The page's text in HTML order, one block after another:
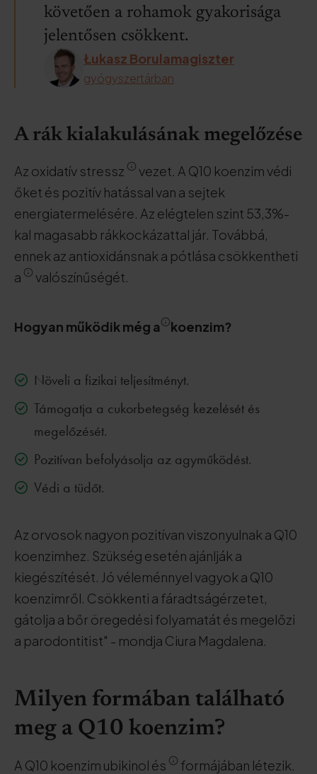
követően a rohamok gyakorisága
jelentősen csökkent.
Łukasz Borulamagiszter
gyógyszertárban
A rák kialakulásának megelőzése
Az oxidatív stressz
vezet. A Q10 koenzim védi
őket és pozitív hatással van a sejtek
energiatermelésére. Az elégtelen szint 53,3%-
kal magasabb rákkockázattal jár. Továbbá,
ennek az antioxidánsnak a pótlása csökkentheti
a
valószínűségét.
Hogyan működik még a koenzim?
Növeli a fizikai teljesítményt.
Támogatja a cukorbetegség kezelését és
megelőzését.
Pozitívan befolyásolja az agyműködést.
Védi a tüdőt.
Az orvosok nagyon pozitívan viszonyulnak a Q10
koenzimhez. Szükség esetén ajánlják a
kiegészítését. Jó véleménnyel vagyok a Q10
koenzimről. Csökkenti a fáradtságérzetet,
gátolja a bőr öregedési folyamatát és megelőzi
a parodontitist" - mondja Ciura Magdalena.
Milyen formában található
meg a Q10 koenzim?
A Q10 koenzim ubikinol és
formájában létezik.